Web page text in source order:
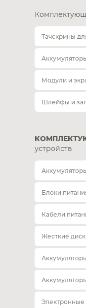
Тачскрины
Модули и
Шлейфы и
устройств
Блоки
Кабели
Жесткие